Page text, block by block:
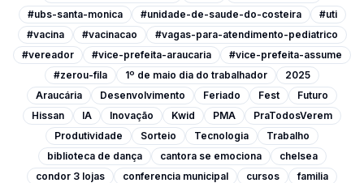
#ubs-santa-monica #unidade-de-saude-do-costeira
#uti
#vacina
#vacinacao
#vagas-para-atendimento-pediatrico
#vereador
#vice-prefeita-araucaria
#vice-prefeita-assume
#zerou-fila
1º de maio dia do trabalhador
2025
Araucária
Desenvolvimento Feriado Fest
Futuro
Hissan
IA Inovação Kwid PMA
PraTodosVerem
Produtividade
Sorteio Tecnologia
Trabalho
biblioteca de dança
cantora se emociona
chelsea
condor 3 lojas
conferencia municipal cursos
familia